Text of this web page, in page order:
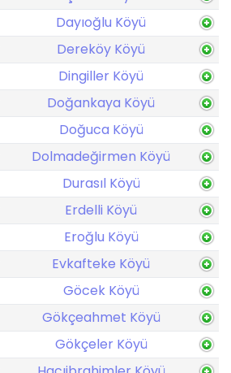
Dayıoğlu Köyü
Dereköy Köyü
Dingiller Köyü
Doğankaya Köyü
Doğuca Köyü
Dolmadeğirmen Köyü
Durasıl Köyü
Erdelli Köyü
Eroğlu Köyü
Evkafteke Köyü
Göcek Köyü
Gökçeahmet Köyü
Gökçeler Köyü